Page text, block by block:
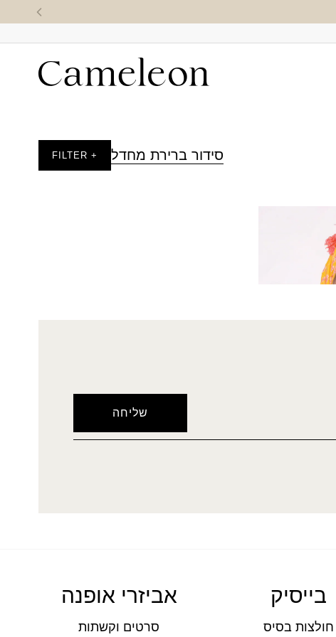
סידור ברירת מחדל + FILTER
בייסיק
חולצות בסיס
אביזרי אופנה
סרטים וקשתות